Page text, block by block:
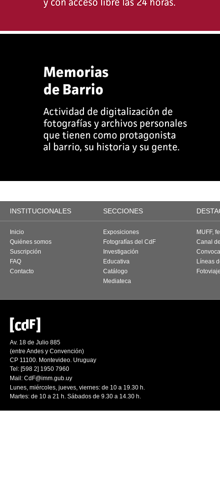
INSTITUCIONALES SECCIONES
Inicio
Quiénes somos
Suscripción
FAQ
Contacto
Exposiciones
Fotografías del CdF
Investigación
Educativa
Catálogo
Mediateca
MUFF,
Canal
Líneas
Av. 18 de Julio 885
(entre Andes y Convención)
CP 11100. Montevideo. Uruguay
Tel: [598 2] 1950 7960
Mail: CdF@imm.gub.uy
Lunes, miércoles, jueves, viernes: de 10 a 19.30 h.
Martes: de 10 a 21 h. Sábados de 9.30 a 14.30 h.